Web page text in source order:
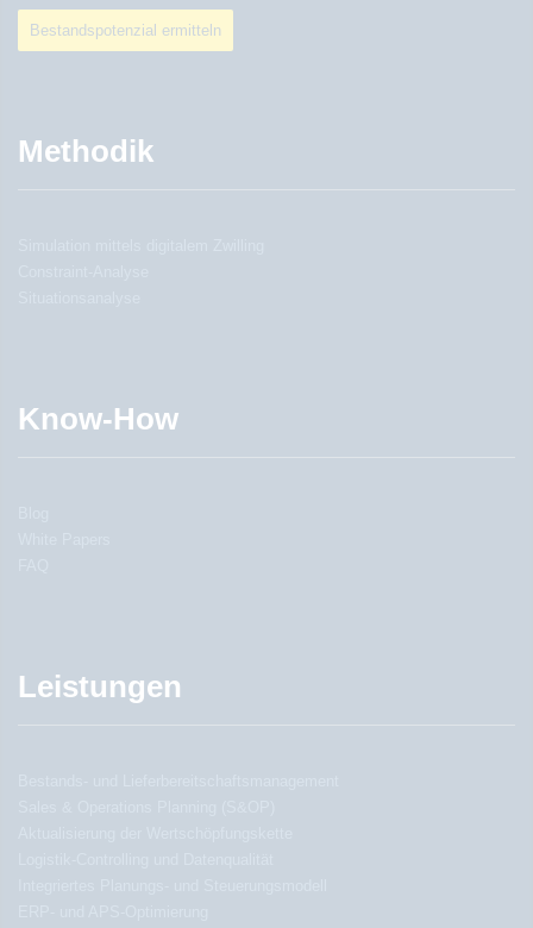
Bestandspotenzial ermitteln
Methodik
Know-How
Leistungen